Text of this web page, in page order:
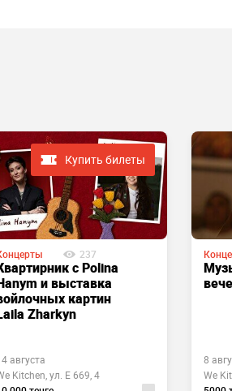
Купить билеты
237
с Polina
и выставка
картин
Zharkyn
августа
Kitchen, ул. Е 669, 4
8
We